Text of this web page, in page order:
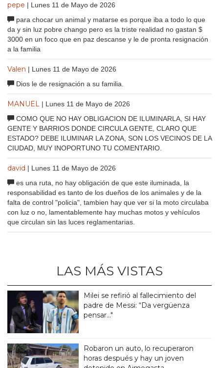
pepe | Lunes 11 de Mayo de 2026
para chocar un animal y matarse es porque iba a todo lo que
da y sin luz pobre chango pero es la triste realidad no gastan $
3000 en un foco que en paz descanse y le de pronta resignación
a la familia
Valen | Lunes 11 de Mayo de 2026
Dios le de resignación a su familia.
MANUEL | Lunes 11 de Mayo de 2026
COMO QUE NO HAY OBLIGACION DE ILUMINARLA, SI HAY
GENTE Y BARRIOS DONDE CIRCULA GENTE, CLARO QUE
ESTADO? DEBE ILUMINAR LA ZONA, SON LOS VECINOS DE LA
CIUDAD, MUY INOPORTUNO TU COMENTARIO.
david | Lunes 11 de Mayo de 2026
es una ruta, no hay obligación de que este iluminada, la
responsabilidad es tanto de los dueños de los animales y de la
falta de control "policia", tambien hay que ver si la moto circulaba
con luz o no, lamentablemente hay muchas motos y vehículos
que circulan sin las luces reglamentarias.
LAS MÁS VISTAS
Milei se refirió al fallecimiento del
padre de Messi: “Da vergüenza
pensar..."
Robaron un auto, lo recuperaron
horas después y hay un joven